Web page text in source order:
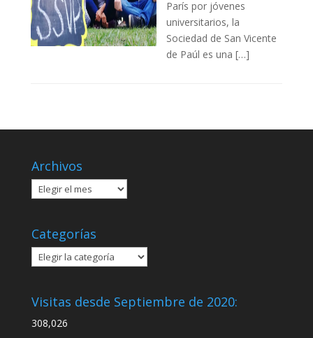
París por jóvenes
universitarios, la
Sociedad de San Vicente
de Paúl es una […]
Archivos
Archivos
Categorías
Categorías
Visitas desde Septiembre de 2020:
308,026